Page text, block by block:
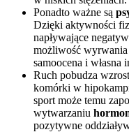
Ponadto ważne są
Dzięki aktywności
napływające
możliwość wyrwania
samoocena i własna
Ruch pobudza
komórki w
sport może temu
wytwarzaniu
pozytywne